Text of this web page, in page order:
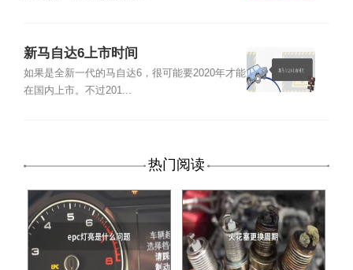
新马自达6上市时间
如果是全新一代的马自达6，很可能要2020年才能
在国内上市。不过201...
热门阅读